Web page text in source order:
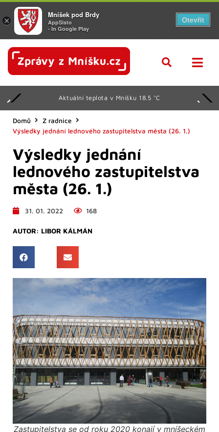
Aktuální teplota v Mníšku 18.5 °C
Domů
Z radnice
Výsledky jednání lednového zastupitelstva města (26. 1.)
Výsledky jednání
lednového zastupitelstva
města (26. 1.)
31. 01. 2022 168
AUTOR: LIBOR KÁLMÁN
Zastupitelstva se od roku 2020 konají v mníšeckém
×
Mníšek pod Brdy
AppSisto
- In Google Play
Otevřít